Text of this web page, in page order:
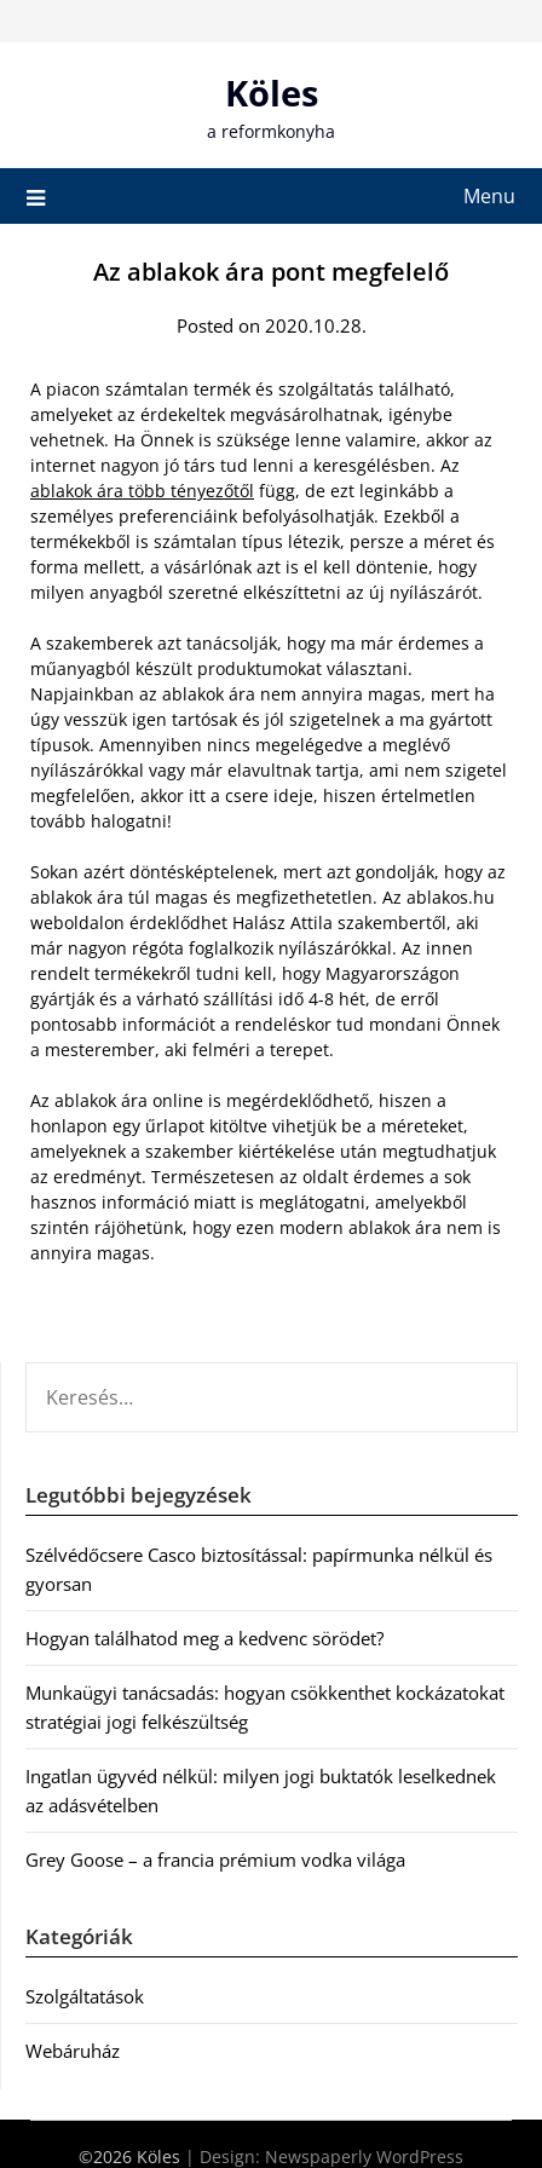
Köles
a reformkonyha
Menu
Az ablakok ára pont megfelelő
Posted on 2020.10.28.
A piacon számtalan termék és szolgáltatás található,
amelyeket az érdekeltek megvásárolhatnak, igénybe
vehetnek. Ha Önnek is szüksége lenne valamire, akkor az
internet nagyon jó társ tud lenni a keresgélésben. Az
ablakok ára több tényezőtől függ, de ezt leginkább a
személyes preferenciáink befolyásolhatják. Ezekből a
termékekből is számtalan típus létezik, persze a méret és
forma mellett, a vásárlónak azt is el kell döntenie, hogy
milyen anyagból szeretné elkészíttetni az új nyílászárót.
A szakemberek azt tanácsolják, hogy ma már érdemes a
műanyagból készült produktumokat választani.
Napjainkban az ablakok ára nem annyira magas, mert ha
úgy vesszük igen tartósak és jól szigetelnek a ma gyártott
típusok. Amennyiben nincs megelégedve a meglévő
nyílászárókkal vagy már elavultnak tartja, ami nem szigetel
megfelelően, akkor itt a csere ideje, hiszen értelmetlen
tovább halogatni!
Sokan azért döntésképtelenek, mert azt gondolják, hogy az
ablakok ára túl magas és megfizethetetlen. Az ablakos.hu
weboldalon érdeklődhet Halász Attila szakembertől, aki
már nagyon régóta foglalkozik nyílászárókkal. Az innen
rendelt termékekről tudni kell, hogy Magyarországon
gyártják és a várható szállítási idő 4-8 hét, de erről
pontosabb információt a rendeléskor tud mondani Önnek
a mesterember, aki felméri a terepet.
Az ablakok ára online is megérdeklődhető, hiszen a
honlapon egy űrlapot kitöltve vihetjük be a méreteket,
amelyeknek a szakember kiértékelése után megtudhatjuk
az eredményt. Természetesen az oldalt érdemes a sok
hasznos információ miatt is meglátogatni, amelyekből
szintén rájöhetünk, hogy ezen modern ablakok ára nem is
annyira magas.
Legutóbbi bejegyzések
Szélvédőcsere Casco biztosítással: papírmunka nélkül és
gyorsan
Hogyan találhatod meg a kedvenc sörödet?
Munkaügyi tanácsadás: hogyan csökkenthet kockázatokat
stratégiai jogi felkészültség
Ingatlan ügyvéd nélkül: milyen jogi buktatók leselkednek
az adásvételben
Grey Goose – a francia prémium vodka világa
Kategóriák
Szolgáltatások
Webáruház
©2026 Köles | Design: Newspaperly WordPress